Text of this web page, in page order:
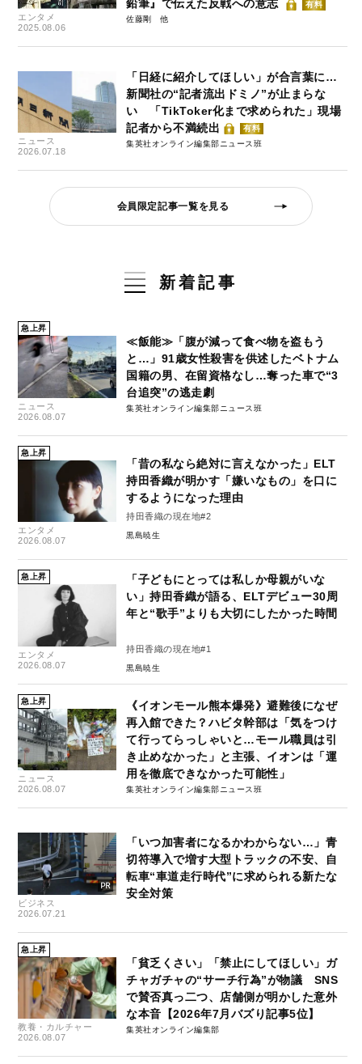
エンタメ
2025.08.06
鉛筆』で伝えた反戦への意志
有料
佐藤剛
ニュース
2026.07.18
「日経に紹介してほしい」が合言葉に…
新聞社の“記者流出ドミノ”が止まらな
い 「TikToker化まで求められた」現場
記者から不満続出
有料
集英社オンライン編集部ニュース班
会員限定記事一覧を見る
新着記事
急上昇
ニュース
2026.08.07
≪飯能≫「腹が減って食べ物を盗もう
と…」91歳女性殺害を供述したベトナム
国籍の男、在留資格なし…奪った車で“3
台追突”の逃走劇
集英社オンライン編集部ニュース班
急上昇
エンタメ
2026.08.07
「昔の私なら絶対に言えなかった」ELT
持田香織が明かす「嫌いなもの」を口に
するようになった理由
持田香織の現在地#2
黒島暁生
急上昇
エンタメ
2026.08.07
「子どもにとっては私しか母親がいな
い」持田香織が語る、ELTデビュー30周
年と“歌手”よりも大切にしたかった時間
持田香織の現在地#1
黒島暁生
急上昇
ニュース
2026.08.07
《イオンモール熊本爆発》避難後になぜ
再入館できた？ハビタ幹部は「気をつけ
て行ってらっしゃいと…モール職員は引
き止めなかった」と主張、イオンは「運
用を徹底できなかった可能性」
集英社オンライン編集部ニュース班
ビジネス
2026.07.21
「いつ加害者になるかわからない…」青
切符導入で増す大型トラックの不安、自
転車“車道走行時代”に求められる新たな
安全対策
急上昇
教養・カルチャー
2026.08.07
「貧乏くさい」「禁止にしてほしい」ガ
チャガチャの“サーチ行為”が物議 SNS
で賛否真っ二つ、店舗側が明かした意外
な本音【2026年7月バズり記事5位】
集英社オンライン編集部